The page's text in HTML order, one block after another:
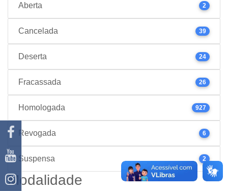
Aberta 2
Cancelada 39
Deserta 24
Fracassada 26
Homologada 927
Revogada 6
Suspensa 2
Modalidade